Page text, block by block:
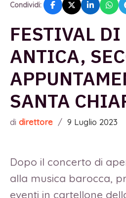
Condividi:
FESTIVAL
ANTICA,
SANTA
di direttore / 9 Luglio 2023
Dopo il concerto di
alla musica barocca,
eventi in cartellone